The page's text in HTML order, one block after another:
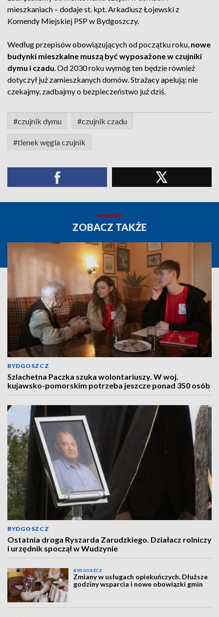
mieszkaniach – dodaje st. kpt. Arkadiusz Łojewski z
Komendy Miejskiej PSP w Bydgoszczy.
Według przepisów obowiązujących od początku roku, nowe
budynki mieszkalne muszą być wyposażone w czujniki
dymu i czadu. Od 2030 roku wymóg ten będzie również
dotyczył już zamieszkanych domów. Strażacy apelują: nie
czekajmy, zadbajmy o bezpieczeństwo już dziś.
#czujnik dymu #czujnik czadu
#tlenek węgla czujnik
ZOBACZ TAKŻE
BYDGOSZCZ
Szlachetna Paczka szuka wolontariuszy. W woj.
kujawsko-pomorskim potrzeba jeszcze ponad 350 osób
BYDGOSZCZ
Ostatnia droga Ryszarda Zarudzkiego. Działacz rolniczy
i urzędnik spoczął w Wudzynie
BYDGOSZCZ
Zmiany w usługach opiekuńczych. Dłuższe
godziny wsparcia i nowe obowiązki gmin